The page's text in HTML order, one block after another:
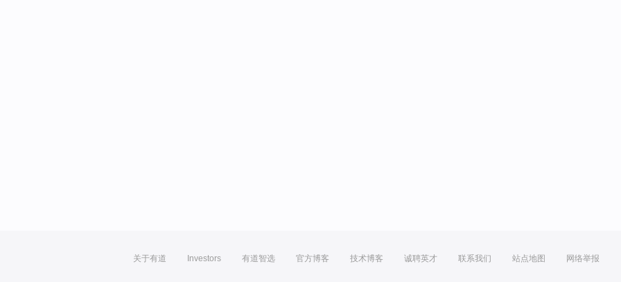
关于有道 Investors 有道智选 官方博客 技术博客 诚聘英才 联系我们 站点地图 网络举报